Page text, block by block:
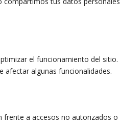
el funcionamiento del sitio.
afectar algunas funcionalidades.
a accesos no autorizados o